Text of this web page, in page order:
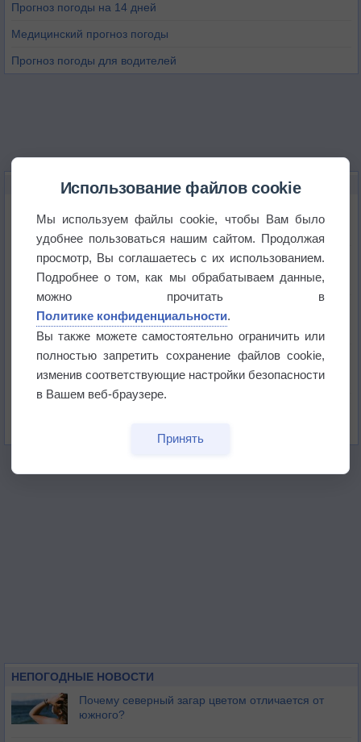
Прогноз погоды на 14 дней
Медицинский прогноз погоды
Прогноз погоды для водителей
НОВОЕ О ПОГОДЕ
В Приморье обнаружены морские волны тепла
Изменение климата повлияло на ареал обитания
бабочек
Погода в Екатеринбурге 6 августа
Погода в Краснодаре 6 августа
НЕПОГОДНЫЕ НОВОСТИ
Почему северный загар цветом отличается от
южного?
Использование файлов cookie
Мы используем файлы cookie, чтобы Вам было
удобнее пользоваться нашим сайтом. Продолжая
просмотр, Вы соглашаетесь с их использованием.
Подробнее о том, как мы обрабатываем данные,
можно прочитать в
Политике конфиденциальности.
Вы также можете самостоятельно ограничить или
полностью запретить сохранение файлов cookie,
изменив соответствующие настройки безопасности
в Вашем веб-браузере.
Принять